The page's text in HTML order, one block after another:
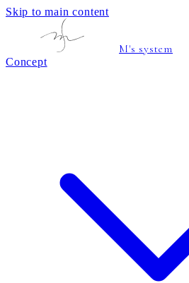
Skip to main content
M's system
Concept